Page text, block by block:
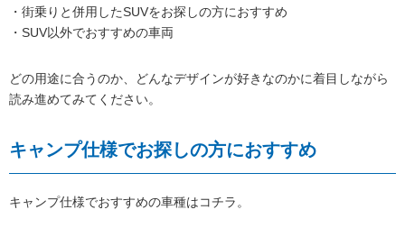
・街乗りと併用したSUVをお探しの方におすすめ
・SUV以外でおすすめの車両
どの用途に合うのか、どんなデザインが好きなのかに着目しながら
読み進めてみてください。
キャンプ仕様でお探しの方におすすめ
キャンプ仕様でおすすめの車種はコチラ。